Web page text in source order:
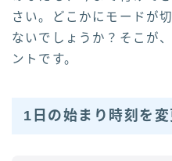
さい。どこかにモードが
ないでしょうか？そこが
ントです。
1日の始まり時刻を変